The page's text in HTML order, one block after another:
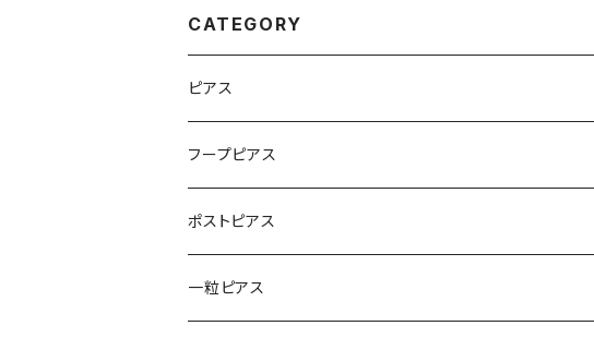
CATEGORY
ピアス
フープピアス
ポストピアス
一粒ピアス